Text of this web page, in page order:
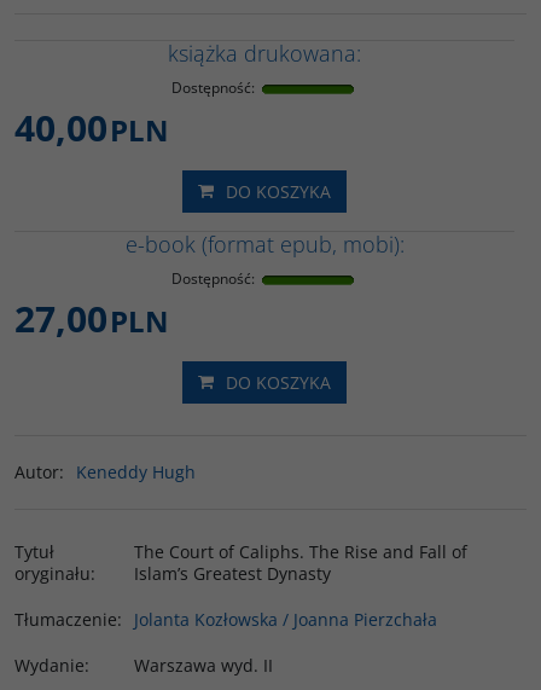
książka drukowana:
Dostępność:
40,00PLN
DO KOSZYKA
e-book (format epub, mobi):
Dostępność:
27,00PLN
DO KOSZYKA
Autor: Keneddy Hugh
Tytuł
oryginału:
The Court of Caliphs. The Rise and Fall of
Islam’s Greatest Dynasty
Tłumaczenie:
Jolanta Kozłowska / Joanna Pierzchała
Wydanie: Warszawa wyd. II